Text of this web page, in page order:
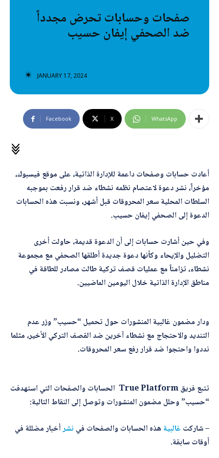
تصنيفات إضافية
المعلومات الخاطئة
تحقق
رئيسية
الموضوع*
صفحات وحسابات تحرض مجدداً
ضد الصحفي إيفان حسيب
JANUARY 17, 2024
Facebook X WhatsApp
أعادت حسابات وصفحات داعمة للإدارة الذاتية، على موقع فيسبوك،
مؤخراً، نشر دعوة لاعتصام نظمه نشطاء ضد قرار رفعت بموجبه
السلطات المحلية سعر المحروقات قبل أشهر، ونسبت هذه الحسابات
الدعوة إلى الصحفي إيفان حسيب.
وفي حين أشارت حسابات إلى أن الدعوة قديمة، حاولت أخرى
التضليل والإيحاء وكأنها دعوة جديدة أطلقها الصحفي مع مجموعة
نشطاء، تزامناً مع عمليات قصف تركية طالت مصادر للطاقة في
مناطق الإدارة الذاتية خلال اليومين الماضيين.
ودار مضمون غالبية المنشورات حول تحميل “حسيب” وزر عدم
التنديد والاحتجاج مع نشطاء آخرين ضد القصف التركي الأخير، مثلما
نددوا واحتجوا ضد قرار رفع سعر المحروقات.
تتبع فريق True Platform الحسابات والصفحات التي استهدفت
“حسيب” وحلل مضمون المنشورات وتوصل إلى النقاط التالية:
– شاركت غالبية هذه الحسابات والصفحات في نشرأخبار مضللة في
أوقات سابقة.